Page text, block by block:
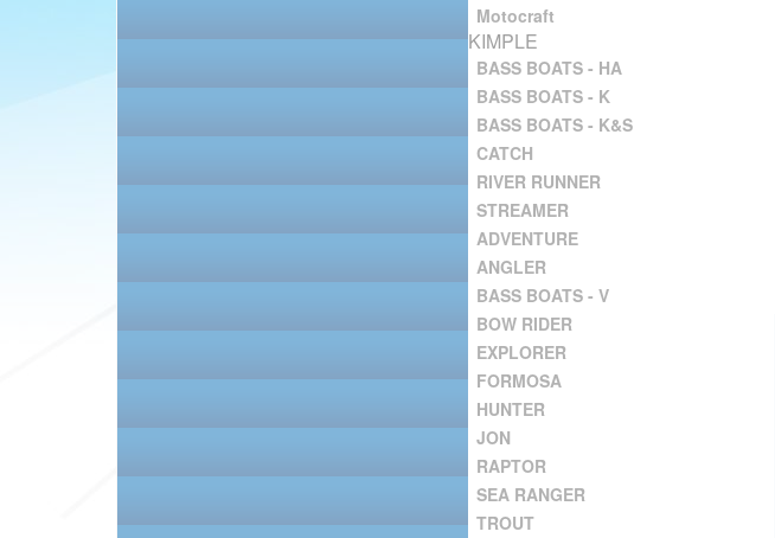
Motocraft
KIMPLE
BASS BOATS - HA
BASS BOATS - K
BASS BOATS - K&S
CATCH
RIVER RUNNER
STREAMER
ADVENTURE
ANGLER
BASS BOATS - V
BOW RIDER
EXPLORER
FORMOSA
HUNTER
JON
RAPTOR
SEA RANGER
TROUT